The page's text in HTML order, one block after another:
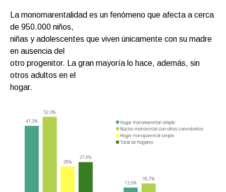
La monomarentalidad es un fenómeno que afecta a cerca
de 950.000 niños,
niñas y adolescentes que viven únicamente con su madre
en ausencia del
otro progenitor. La gran mayoría lo hace, además, sin
otros adultos en el
hogar.